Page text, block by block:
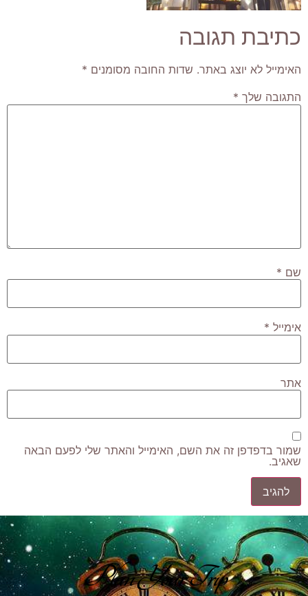
כתיבת תגובה
האימייל לא יוצג באתר. שדות החובה מסומנים *
התגובה שלך *
שם *
אימייל *
אתר
שמור בדפדפן זה את השם, האימייל והאתר שלי לפעם הבאה
שאגיב.
Plan Your Trip